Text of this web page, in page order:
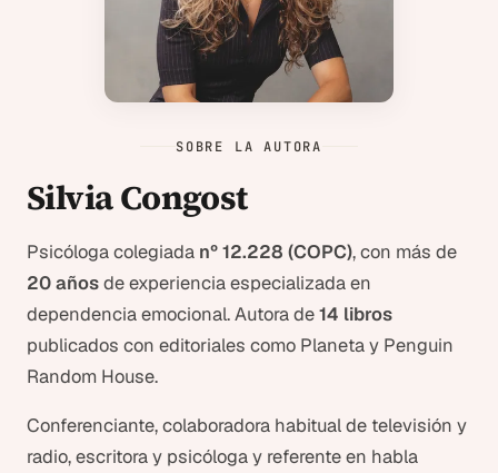
SOBRE LA AUTORA
Silvia Congost
Psicóloga colegiada nº 12.228 (COPC), con más de
20 añosde experiencia especializada en
dependencia emocional. Autora de14 libros
publicados con editoriales como Planeta y Penguin
Random House.
Conferenciante, colaboradora habitual de televisión y
radio, escritora y psicóloga y referente en habla